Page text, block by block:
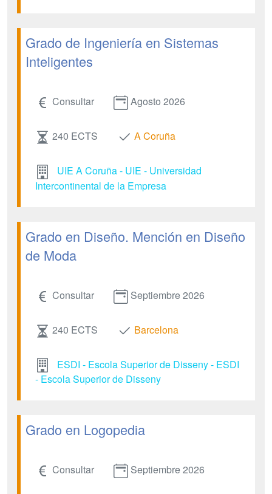
Grado de Ingeniería en Sistemas
Inteligentes
Consultar Agosto 2026
240 ECTS A Coruña
UIE A Coruña - UIE - Universidad
Intercontinental de la Empresa
Grado en Diseño. Mención en Diseño
de Moda
Consultar Septiembre 2026
240 ECTS Barcelona
ESDI - Escola Superior de Disseny - ESDI
- Escola Superior de Disseny
Grado en Logopedia
Consultar Septiembre 2026